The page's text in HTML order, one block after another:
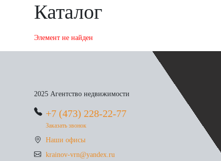
Каталог
Элемент не найден
2025 Агентство недвижимости
+7 (473) 228-22-77
Заказать звонок
Наши офисы
krainov-vrn@yandex.ru